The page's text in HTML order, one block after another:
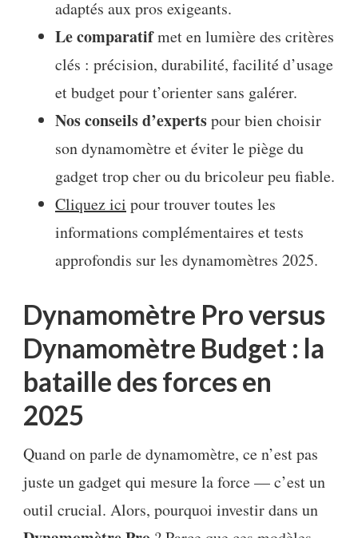
adaptés aux pros exigeants.
Le comparatifmet en lumière des critères
clés : précision, durabilité, facilité d’usage
et budget pour t’orienter sans galérer.
Nos conseils d’expertspour bien choisir
son dynamomètre et éviter le piège du
gadget trop cher ou du bricoleur peu fiable.
Cliquez ici pour trouver toutes les
informations complémentaires et tests
approfondis sur les dynamomètres 2025.
Dynamomètre Pro versus
Dynamomètre Budget : la
bataille des forces en
2025
Quand on parle de dynamomètre, ce n’est pas
juste un gadget qui mesure la force — c’est un
outil crucial. Alors, pourquoi investir dans un